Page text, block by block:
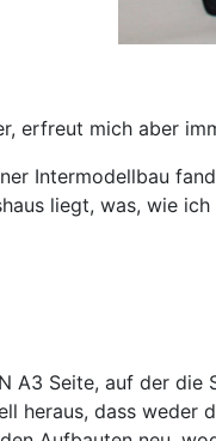
erfreut mich aber
Intermodellbau
liegt, was, wie
A3 Seite, auf der
heraus, dass weder